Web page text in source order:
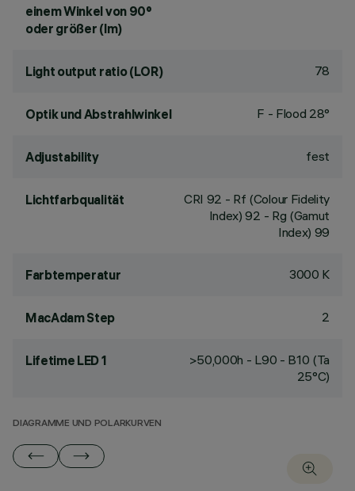
einem Winkel von 90°
oder größer (lm)
Light output ratio (LOR) 78
Optik und Abstrahlwinkel F - Flood 28°
Adjustability fest
Lichtfarbqualität CRI 92 - Rf (Colour Fidelity
Index) 92 - Rg (Gamut
Index) 99
Farbtemperatur 3000 K
MacAdam Step 2
Lifetime LED 1
>50,000h - L90 - B10 (Ta
25°C)
DIAGRAMME UND POLARKURVEN